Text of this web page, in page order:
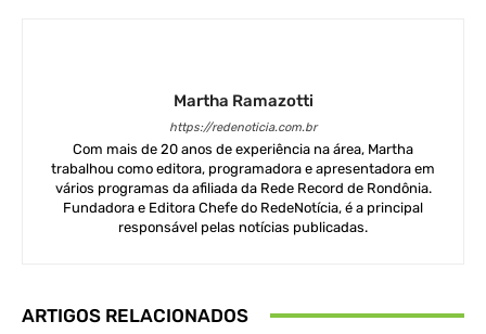
Martha Ramazotti
https://redenoticia.com.br
Com mais de 20 anos de experiência na área, Martha
trabalhou como editora, programadora e apresentadora em
vários programas da afiliada da Rede Record de Rondônia.
Fundadora e Editora Chefe do RedeNotícia, é a principal
responsável pelas notícias publicadas.
ARTIGOS RELACIONADOS